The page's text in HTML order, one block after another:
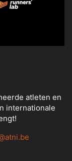
atleten en
internationale